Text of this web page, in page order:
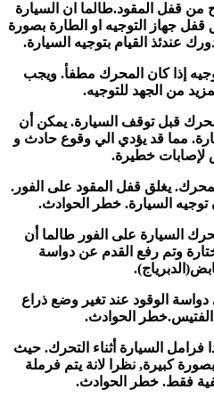
من قفل المقود.طالما ان السيارة
قفل جهاز التوجيه او الطارة بصورة
عندئذ القيام بتوجيه السيارة.
إذا كان المحرك مطفأ. ويجب
من الجهد للتوجيه.
قبل توقف السيارة. يمكن أن
مما قد يؤدي الي وقوع حادث و
لإصابات خطيرة.
يغلق قفل المقود على الفور.
توجيه السيارة. خطر الحوادث.
السيارة على الفور طالما أن
وتم رفع القدم عن دواسة
دواسة الوقود عند تغير وضع ذراع
الفتيس.خطر الحوادث.
فرامل السيارة أثناء التحرك. حيث
كبيرة, نظرا لانة يتم فرملة
فقط. خطر الحوادث.